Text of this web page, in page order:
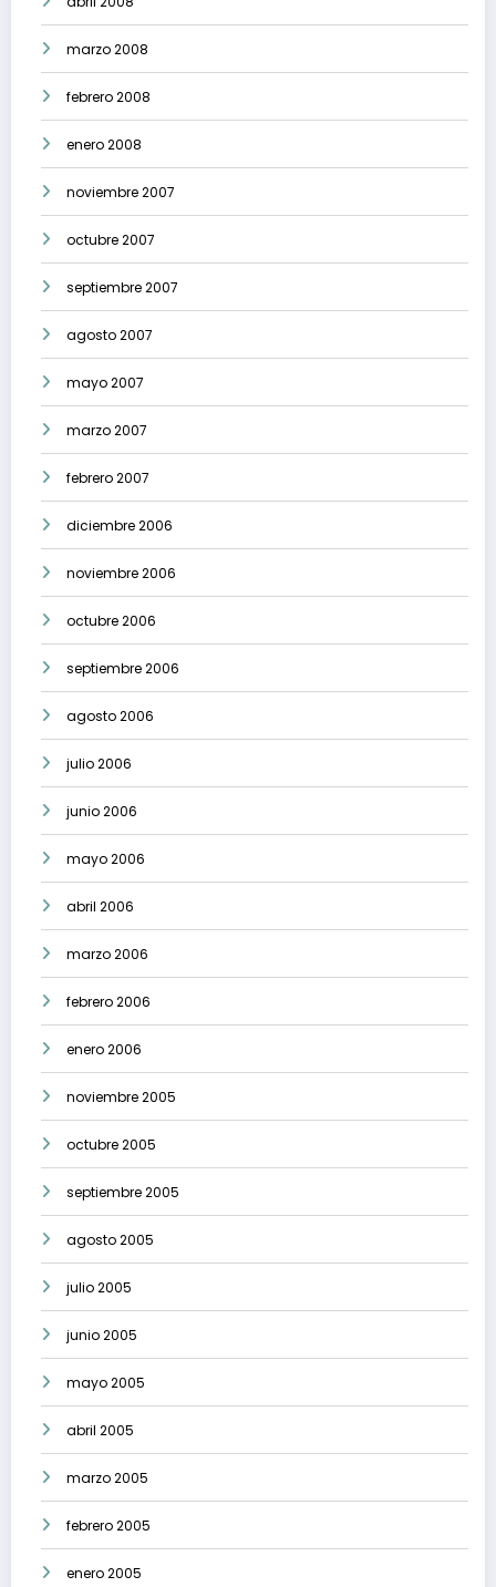
marzo 2008
febrero 2008
enero 2008
noviembre 2007
octubre 2007
septiembre 2007
agosto 2007
mayo 2007
marzo 2007
febrero 2007
diciembre 2006
noviembre 2006
octubre 2006
septiembre 2006
agosto 2006
julio 2006
junio 2006
mayo 2006
abril 2006
marzo 2006
febrero 2006
enero 2006
noviembre 2005
octubre 2005
septiembre 2005
agosto 2005
julio 2005
junio 2005
mayo 2005
abril 2005
marzo 2005
febrero 2005
enero 2005